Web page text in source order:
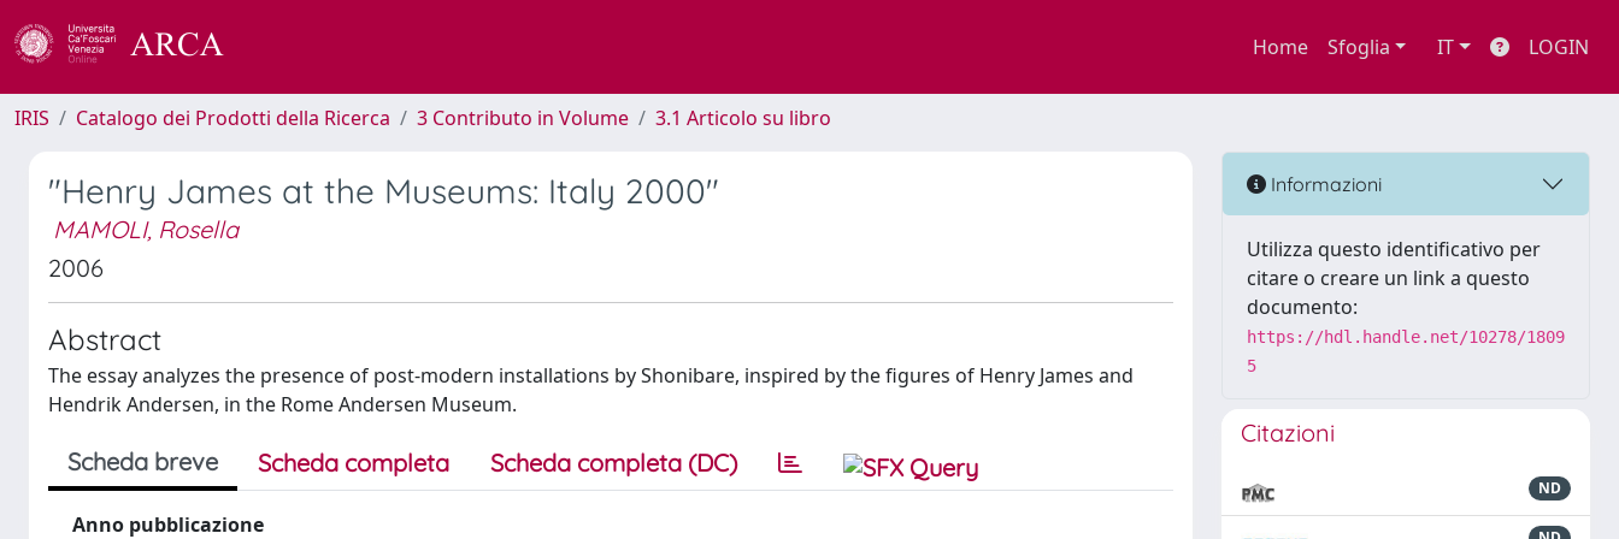
Home Sfoglia IT LOGIN
IRIS Catalogo dei Prodotti della Ricerca 3 Contributo in Volume 3.1 Articolo su libro
"Henry James at the Museums: Italy 2000"
MAMOLI, Rosella
2006
Abstract
The essay analyzes the presence of post-modern installations by Shonibare, inspired by the figures of Henry James and
Hendrik Andersen, in the Rome Andersen Museum.
Scheda breve Scheda completa Scheda completa (DC)
Anno pubblicazione
Informazioni
Utilizza questo identificativo per
citare o creare un link a questo
documento:
https://hdl.handle.net/10278/1809
5
Citazioni
ND